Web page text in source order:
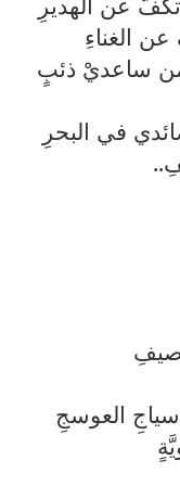
الغناءِ
من ساعديْ ذئبٍ
في البحرِ
..
العوسجِ